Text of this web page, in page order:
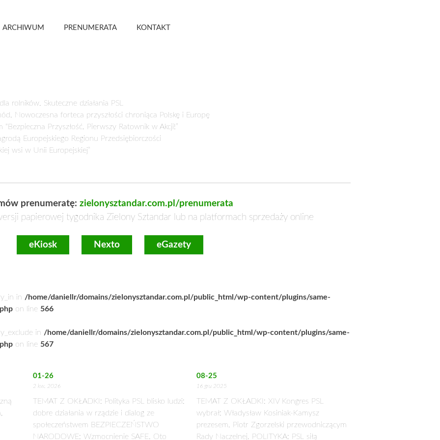
ARCHIWUM PRENUMERATA KONTAKT
rolników. Skuteczne działania PSL
Nowoczesna forteca przyszłości chroniąca Polskę i Europę
Przyszłość. Pierwszy Ratownik w Akcji!”
Europejskiego Regionu Przedsiębiorczości
wsi w Unii Europejskiej”
prenumeratę: zielonysztandar.com.pl/prenumerata
papierowej tygodnika Zielony Sztandar lub na platformach sprzedaży online
eKiosk Nexto eGazety
in /home/daniellr/domains/zielonysztandar.com.pl/public_html/wp-content/plugins/same-
on line 566
in /home/daniellr/domains/zielonysztandar.com.pl/public_html/wp-content/plugins/same-
on line 567
01-26
2 kw. 2026
TEMAT Z OKŁADKI: Polityka PSL blisko ludzi:
dobre działania w rządzie i dialog ze
społeczeństwem BEZPIECZEŃSTWO
NARODOWE: Wzmocnienie SAFE. Oto
08-25
16 gru 2025
TEMAT Z OKŁADKI: XIV Kongres PSL
wybrał: Władysław Kosiniak-Kamysz
prezesem. Piotr Zgorzelski przewodniczącym
Rady Naczelnej. POLITYKA: PSL siłą